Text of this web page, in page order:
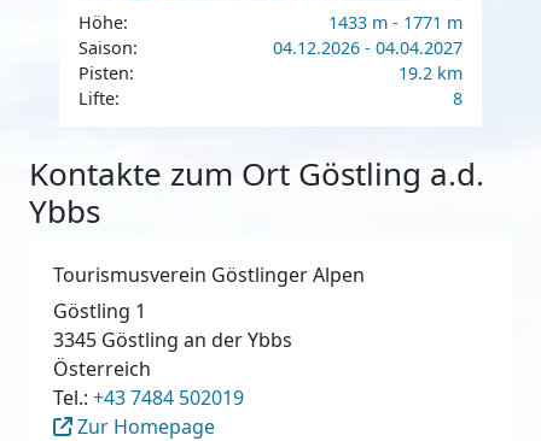
Höhe:
1433 m - 1771 m
Saison:
04.12.2026 - 04.04.2027
Pisten:
19.2 km
Lifte:
8
Kontakte zum Ort Göstling a.d.
Ybbs
Tourismusverein Göstlinger Alpen
Göstling 1
3345 Göstling an der Ybbs
Österreich
Tel.: +43 7484 502019
Zur Homepage